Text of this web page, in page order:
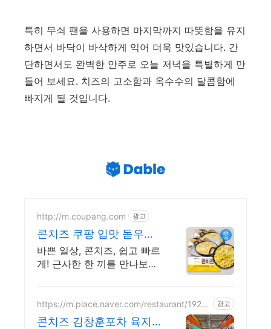
특히 무쇠 팬을 사용하면 마지막까지 따뜻함을 유지
하면서 바닥이 바삭하게 익어 더욱 맛있습니다. 간
단하면서도 완벽한 안주로 오늘 저녁을 특별하게 만
들어 보세요. 치즈의 고소함과 옥수수의 달콤함에
빠지게 될 것입니다.
http://m.coupang.com 광고
콘치즈 쿠팡 입맛 돋우는
다채로운 메뉴
바쁜 일상, 콘치즈, 쉽고 빠르
게! 근사한 한 끼를 만나보세
https://m.place.naver.com/restaurant/1929
광고
콘치즈 김창훈포차 육지